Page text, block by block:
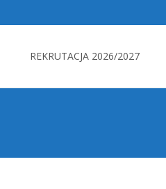
REKRUTACJA 2026/2027